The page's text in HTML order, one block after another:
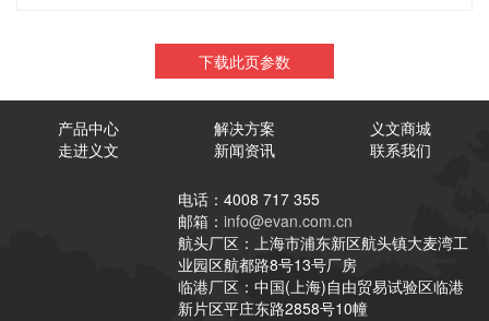
下载此页参数
产品中心 解决方案
义文商城
走进义文
新闻资讯 联系我们
电话：4008 717 355
邮箱： info@evan.com.cn
航头厂区：上海市浦东新区航头镇大麦湾工
业园区航都路8号13号厂房
临港厂区：中国(上海)自由贸易试验区临港
新片区平庄东路2858号10幢